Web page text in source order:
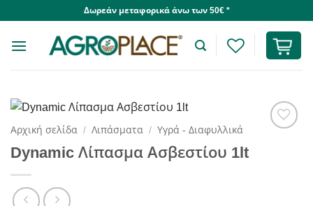
content
Δωρεάν μεταφορικά άνω των 50€ *
Αρχική σελίδα / Λιπάσματα / Υγρά - Διαφυλλικά
Dynamic Λίπασμα Ασβεστίου 1lt